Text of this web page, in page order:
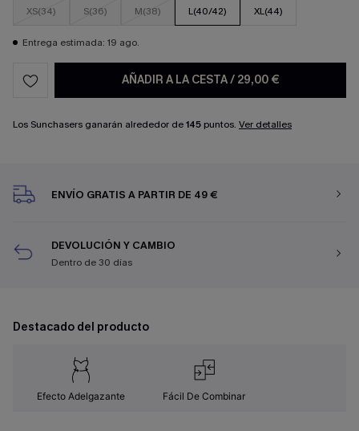
XS(34) S(36) M(38) L(40/42) XL(44)
Entrega estimada: 19 ago.
AÑADIR A LA CESTA/ 29,00 €
Los Sunchasers ganarán alrededor de145 puntos. Ver detalles
ENVÍO GRATIS A PARTIR DE 49 €
DEVOLUCIÓN Y CAMBIO
Dentro de 30 días
Destacado del producto
Efecto Adelgazante Fácil De Combinar